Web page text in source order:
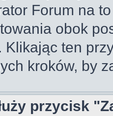
Forum na
obok
Klikając ten
kroków, by
przycisk